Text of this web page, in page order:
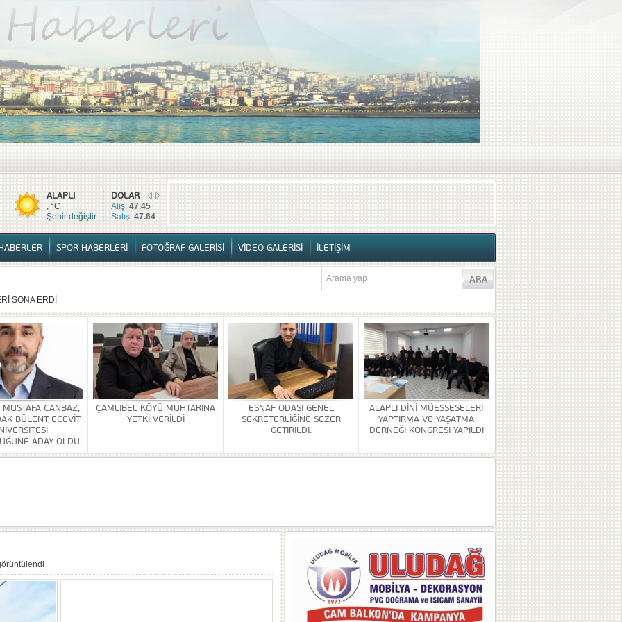
TÜM HABERLER YURTTAN HABERLER SPOR HABERLERİ FOTOĞRAF GALERİSİ VİDEO GALERİSİ İLETİŞİM
DOLAR
Alış:47.45
Satış:47.64
ALAPLI
, °C
Şehir değiştir
SPOR HABERLERİ FOTOĞRAF GALERİSİ VİDEO GALERİSİ İLETİŞİM
SONA ERDİ
KALDIRILDI
DÜZENLENDİ
BİNASİ YAPILACAK
BÜLENT ECEVİT ÜNİVERSİTESİ REKTÖRLÜĞÜNE ADAY OLDU
MUSTAFA CANBAZ,
BÜLENT ECEVİT
ADAY OLDU
ÇAMLIBEL KÖYÜ MUHTARINA
YETKİ VERİLDİ
ESNAF ODASI GENEL
SEKRETERLİĞİNE SEZER
GETİRİLDİ.
ALAPLI DİNİ MÜESSESELERİ
YAPTIRMA VE YAŞATMA
DERNEĞİ KONGRESİ YAPILDI